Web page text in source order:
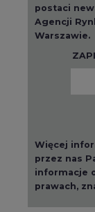
postaci
Agencji
Warszawie.
Więcej
przez nas
informacje
prawach,